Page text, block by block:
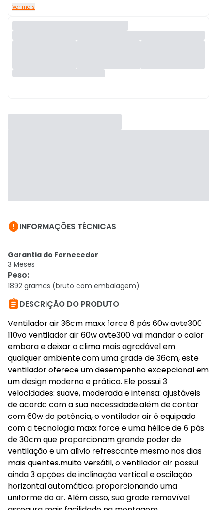
Ver mais
INFORMAÇÕES TÉCNICAS
Garantia do Fornecedor
3 Meses
Peso:
1892 gramas (bruto com embalagem)
DESCRIÇÃO DO PRODUTO
Ventilador air 36cm maxx force 6 pás 60w avte300
110vo ventilador air 60w avte300 vai mandar o calor
embora e deixar o clima mais agradável em
qualquer ambiente.com uma grade de 36cm, este
ventilador oferece um desempenho excepcional em
um design moderno e prático. Ele possui 3
velocidades: suave, moderada e intensa: ajustáveis
de acordo com a sua necessidade.além de contar
com 60w de potência, o ventilador air é equipado
com a tecnologia maxx force e uma hélice de 6 pás
de 30cm que proporcionam grande poder de
ventilação e um alívio refrescante mesmo nos dias
mais quentes.muito versátil, o ventilador air possui
ainda 3 opções de inclinação vertical e oscilação
horizontal automática, proporcionando uma
uniforme do ar. Além disso, sua grade removível